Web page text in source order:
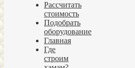
Рассчитать
стоимость
Подобрать
оборудование
Главная
Где
строим